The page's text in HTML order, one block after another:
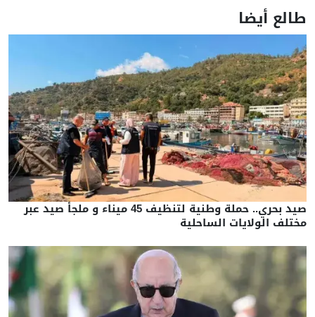
طالع أيضا
صيد بحري.. حملة وطنية لتنظيف 45 ميناء و ملجأ صيد عبر
مختلف الولايات الساحلية